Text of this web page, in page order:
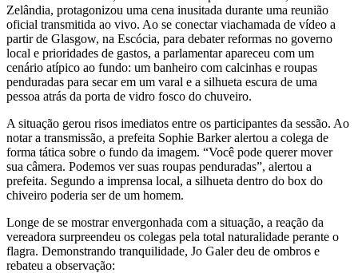
Zelândia, protagonizou uma cena inusitada durante uma reunião
oficial transmitida ao vivo. Ao se conectar viachamada de vídeo a
partir de Glasgow, na Escócia, para debater reformas no governo
local e prioridades de gastos, a parlamentar apareceu com um
cenário atípico ao fundo: um banheiro com calcinhas e roupas
penduradas para secar em um varal e a silhueta escura de uma
pessoa atrás da porta de vidro fosco do chuveiro.
A situação gerou risos imediatos entre os participantes da sessão. Ao
notar a transmissão, a prefeita Sophie Barker alertou a colega de
forma tática sobre o fundo da imagem. “Você pode querer mover
sua câmera. Podemos ver suas roupas penduradas”, alertou a
prefeita. Segundo a imprensa local, a silhueta dentro do box do
chiveiro poderia ser de um homem.
Longe de se mostrar envergonhada com a situação, a reação da
vereadora surpreendeu os colegas pela total naturalidade perante o
flagra. Demonstrando tranquilidade, Jo Galer deu de ombros e
rebateu a observação: